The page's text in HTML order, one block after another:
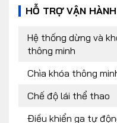
HỖ TRỢ VẬN HÀNH
Hệ thống dừng và
thông minh
Chìa khóa thông
Chế độ lái thể thao
Điều khiển ga tự